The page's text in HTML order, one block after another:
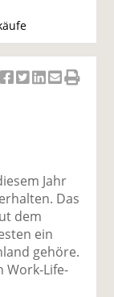
u
c
uf
F
ac
e
b
o
wi
tt
er
n
uf
Li
n
k
e
di
er
E
ai
l
v
ru
ck
Jahr
Das
dem
ein
gehöre.
Work-Life-